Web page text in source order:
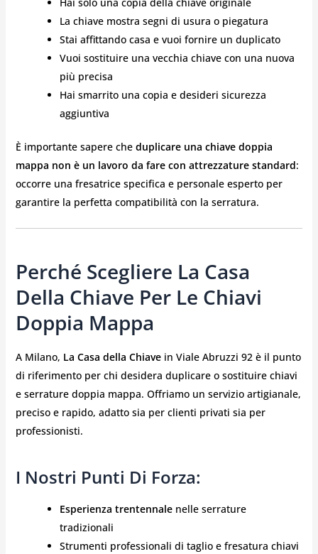
Hai solo una copia della chiave originale
La chiave mostra segni di usura o piegatura
Stai affittando casa e vuoi fornire un duplicato
Vuoi sostituire una vecchia chiave con una nuova
più precisa
Hai smarrito una copia e desideri sicurezza
aggiuntiva
È importante sapere che duplicare una chiave doppia
mappa non è un lavoro da fare con attrezzature standard:
occorre una fresatrice specifica e personale esperto per
garantire la perfetta compatibilità con la serratura.
Perché Scegliere La Casa
Della Chiave Per Le Chiavi
Doppia Mappa
A Milano, La Casa della Chiavein Viale Abruzzi 92 è il punto
di riferimento per chi desidera duplicare o sostituire chiavi
e serrature doppia mappa. Offriamo un servizio artigianale,
preciso e rapido, adatto sia per clienti privati sia per
professionisti.
I Nostri Punti Di Forza:
Esperienza trentennalenelle serrature
tradizionali
Strumenti professionali di taglio e fresatura chiavi